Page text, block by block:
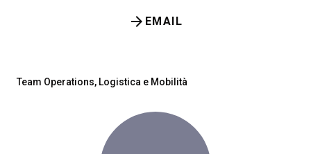
EMAIL
arrow_forward
Team Operations, Logistica e Mobilità